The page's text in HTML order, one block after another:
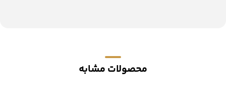
محصولات مشابه